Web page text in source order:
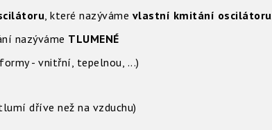
, které nazýváme vlastní kmitání oscilátoru
nazýváme TLUMENÉ
- vnitřní, tepelnou, ...)
dříve než na vzduchu)